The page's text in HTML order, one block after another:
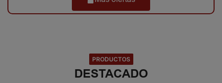
PRODUCTOS
DESTACADO